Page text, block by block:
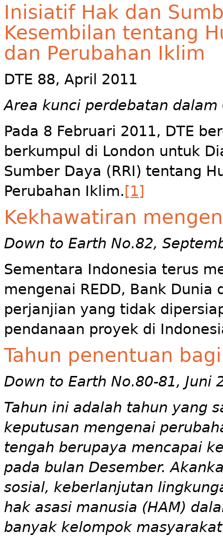
Inisiatif Hak dan
Kesembilan tentang
dan Perubahan Iklim
DTE 88, April 2011
Area kunci perdebatan dalam
Pada 8 Februari 2011, DTE
berkumpul di London untuk
Sumber Daya (RRI) tentang
Perubahan Iklim. [1]
Kekhawatiran
Down to Earth No.82,
Sementara Indonesia terus
mengenai REDD, Bank
perjanjian yang tidak
pendanaan proyek di
Tahun penentuan
Down to Earth No.80-81, Juni
Tahun ini adalah tahun yang
keputusan mengenai
tengah berupaya mencapai
pada bulan Desember.
sosial, keberlanjutan
hak asasi manusia (HAM)
banyak kelompok